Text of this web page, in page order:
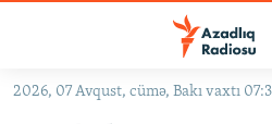
Əsas
2026, 07 Avqust, cümə, Bakı vaxtı